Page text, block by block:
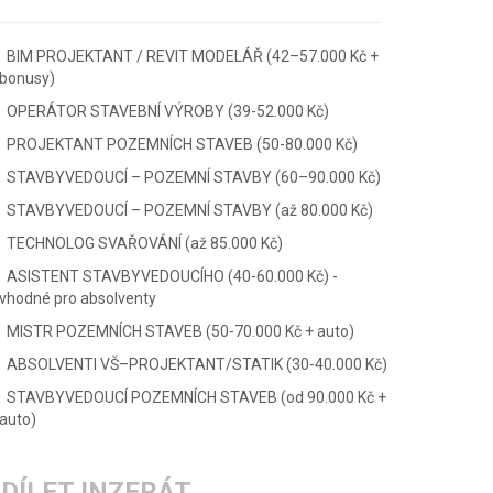
BIM PROJEKTANT / REVIT MODELÁŘ (42–57.000 Kč +
bonusy)
OPERÁTOR STAVEBNÍ VÝROBY (39-52.000 Kč)
PROJEKTANT POZEMNÍCH STAVEB (50-80.000 Kč)
STAVBYVEDOUCÍ – POZEMNÍ STAVBY (60–90.000 Kč)
STAVBYVEDOUCÍ – POZEMNÍ STAVBY (až 80.000 Kč)
TECHNOLOG SVAŘOVÁNÍ (až 85.000 Kč)
ASISTENT STAVBYVEDOUCÍHO (40-60.000 Kč) -
vhodné pro absolventy
MISTR POZEMNÍCH STAVEB (50-70.000 Kč + auto)
ABSOLVENTI VŠ–PROJEKTANT/STATIK (30-40.000 Kč)
STAVBYVEDOUCÍ POZEMNÍCH STAVEB (od 90.000 Kč +
auto)